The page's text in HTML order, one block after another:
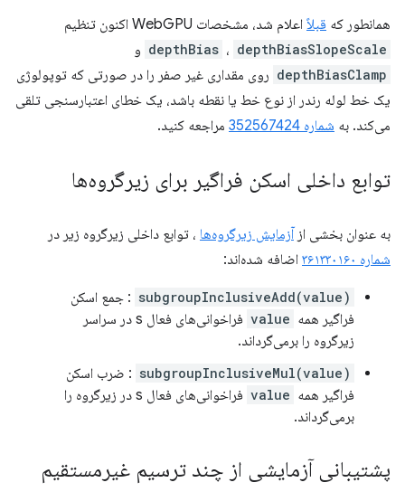
همانطور که قبلاً اعلام شد، مشخصات WebGPU اکنون تنظیم
depthBias ، depthBiasSlopeScale و
depthBiasClamp روی مقداری غیر صفر را در صورتی که توپولوژی
یک خط لوله رندر از نوع خط یا نقطه باشد، یک خطای اعتبارسنجی تلقی
می‌کند. به شماره 352567424 مراجعه کنید.
توابع داخلی اسکن فراگیر برای زیرگروه‌ها
به عنوان بخشی از آزمایش زیرگروه‌ها ، توابع داخلی زیرگروه زیر در
شماره ۳۶۱۳۳۰۱۶۰
اضافه شده‌اند:
subgroupInclusiveAdd(value) : جمع اسکن
فراگیر همه value
فراخوانی‌های فعال s در سراسر
زیرگروه را برمی‌گرداند.
subgroupInclusiveMul(value) : ضرب اسکن
فراگیر همه value
فراخوانی‌های فعال s در زیرگروه را
برمی‌گرداند.
پشتیبانی آزمایشی از چند ترسیم غیرمستقیم